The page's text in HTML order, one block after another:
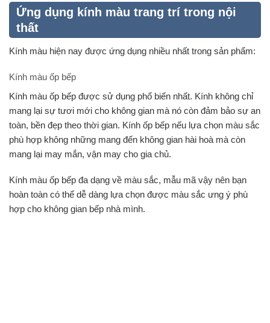
Ứng dụng kính màu trang trí trong nội
thất
Kính màu hiện nay được ứng dụng nhiều nhất trong sản phẩm:
Kính màu ốp bếp
Kính màu ốp bếp được sử dụng phổ biến nhất. Kính không chỉ
mang lại sự tươi mới cho không gian mà nó còn đảm bảo sự an
toàn, bền đẹp theo thời gian. Kính ốp bếp nếu lựa chọn màu sắc
phù hợp không những mang đến không gian hài hoà mà còn
mang lại may mắn, vận may cho gia chủ.
Kính màu ốp bếp đa dạng về màu sắc, mẫu mã vậy nên bạn
hoàn toàn có thể dễ dàng lựa chọn được màu sắc ưng ý phù
hợp cho không gian bếp nhà mình.